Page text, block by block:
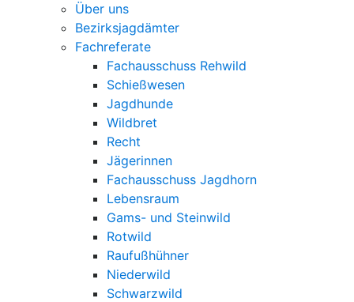
Über uns
Bezirksjagdämter
Fachreferate
Fachausschuss Rehwild
Schießwesen
Jagdhunde
Wildbret
Recht
Jägerinnen
Fachausschuss Jagdhorn
Lebensraum
Gams- und Steinwild
Rotwild
Raufußhühner
Niederwild
Schwarzwild